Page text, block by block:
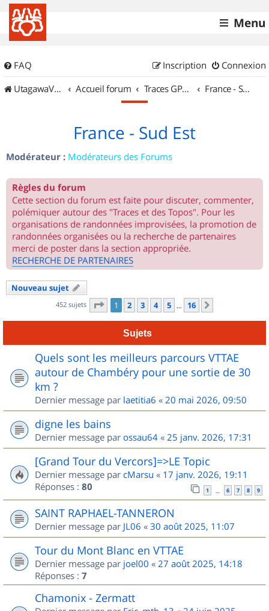
Menu
FAQ Connexion
Inscription
UtagawaVTT (Randos VTT et VTTAE avec traces GPS)
Accueil forum Traces GPS de randos VTT France - Sud Est
France - Sud Est
Modérateur : Modérateurs des Forums
Règles du forum
Cette section du forum est faite pour discuter, commenter,
polémiquer autour des "Traces et des Topos". Pour les
organisations de randonnées improvisées, la promotion de
randonnées organisées ou la recherche de partenaires
merci de poster dans la section appropriée.
RECHERCHE DE PARTENAIRES
Nouveau sujet
452 sujets Page 1sur
1 2 3 4 5 … 16
Sujets
Quels sont les meilleurs parcours VTTAE
autour de Chambéry pour une sortie de 30
km ?
Dernier message par laetitia6 « 20 mai 2026, 09:50
digne les bains
Dernier message par ossau64 « 25 janv. 2026, 17:31
[Grand Tour du Vercors]=>LE Topic
Dernier message par cMarsu « 17 janv. 2026, 19:11
Réponses : 80 1 … 6 7 8 9
SAINT RAPHAEL-TANNERON
Dernier message par JL06 « 30 août 2025, 11:07
Tour du Mont Blanc en VTTAE
Dernier message par joel00 « 27 août 2025, 14:18
Réponses : 7
Chamonix - Zermatt